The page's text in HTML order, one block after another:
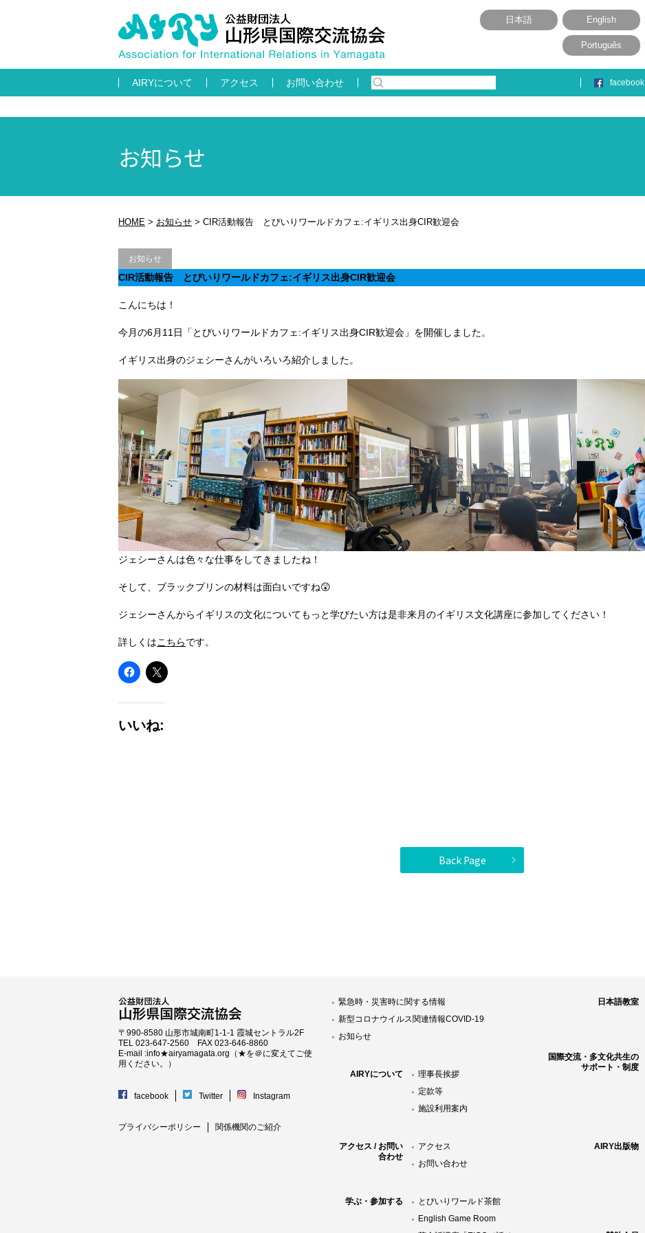
日本語 English
Português
AIRYについて アクセス お問い合わせ facebook
お知らせ
HOME > お知らせ > CIR活動報告 とびいりワールドカフェ:イギリス出身CIR歓迎会
お知らせ
CIR活動報告 とびいりワールドカフェ:イギリス出身CIR歓迎会
こんにちは！
今月の6月11日「とびいりワールドカフェ:イギリス出身CIR歓迎会」を開催しました。
イギリス出身のジェシーさんがいろいろ紹介しました。
ジェシーさんは色々な仕事をしてきましたね！
そして、ブラックプリンの材料は面白いですね😲
ジェシーさんからイギリスの文化についてもっと学びたい方は是非来月のイギリス文化講座に参加してください！
詳しくはこちらです。
いいね:
Back Page
〒990-8580 山形市城南町1-1-1 霞城セントラル2F
TEL 023-647-2560 FAX 023-646-8860
E-mail :info★airyamagata.org（★を＠に変えてご使
用ください。）
facebook Twitter Instagram
プライバシーポリシー 関係機関のご紹介
緊急時・災害時に関する情報
新型コロナウイルス関連情報COVID-19
お知らせ
AIRYについて
理事長挨拶
定款等
施設利用案内
アクセス / お問い
合わせ
アクセス
お問い合わせ
学ぶ・参加する
とびいりワールド茶館
English Game Room
日本語教室
国際交流・多文化共生の
サポート・制度
AIRY出版物